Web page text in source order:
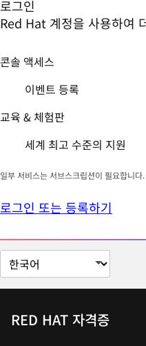
로그인
Red Hat 계정을 사용하여
콘솔 액세스
이벤트 등록
교육 & 체험판
세계 최고 수준의 지원
일부 서비스는 서브스크립션이 필요합니다.
로그인 또는 등록하기
페
이
RED HAT 자격증